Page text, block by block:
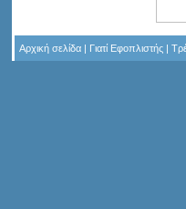
Αρχική σελίδα | Γιατί Εφοπλιστής |